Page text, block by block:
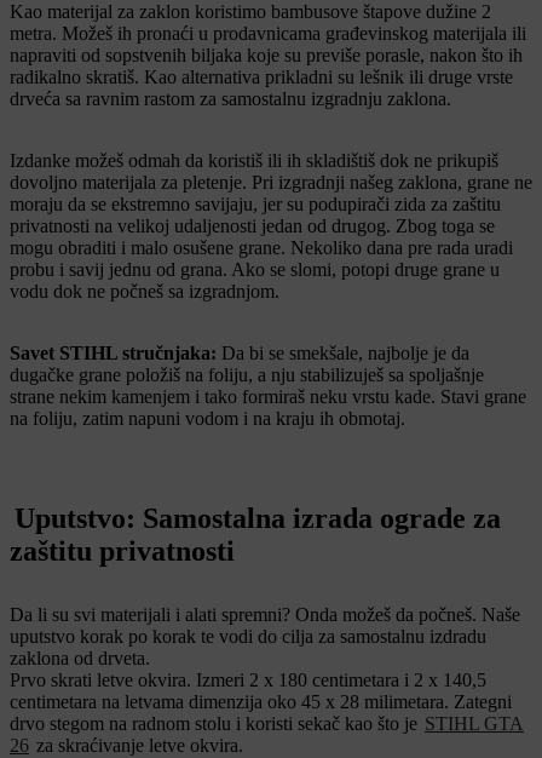
Kao materijal za zaklon koristimo bambusove štapove dužine 2
metra. Možeš ih pronaći u prodavnicama građevinskog materijala ili
napraviti od sopstvenih biljaka koje su previše porasle, nakon što ih
radikalno skratiš. Kao alternativa prikladni su lešnik ili druge vrste
drveća sa ravnim rastom za samostalnu izgradnju zaklona.
Izdanke možeš odmah da koristiš ili ih skladištiš dok ne prikupiš
dovoljno materijala za pletenje. Pri izgradnji našeg zaklona, grane ne
moraju da se ekstremno savijaju, jer su podupirači zida za zaštitu
privatnosti na velikoj udaljenosti jedan od drugog. Zbog toga se
mogu obraditi i malo osušene grane. Nekoliko dana pre rada uradi
probu i savij jednu od grana. Ako se slomi, potopi druge grane u
vodu dok ne počneš sa izgradnjom.
Savet STIHL stručnjaka: Da bi se smekšale, najbolje je da
dugačke grane položiš na foliju, a nju stabilizuješ sa spoljašnje
strane nekim kamenjem i tako formiraš neku vrstu kade. Stavi grane
na foliju, zatim napuni vodom i na kraju ih obmotaj.
Uputstvo: Samostalna izrada ograde za
zaštitu privatnosti
Da li su svi materijali i alati spremni? Onda možeš da počneš. Naše
uputstvo korak po korak te vodi do cilja za samostalnu izdradu
zaklona od drveta.
Prvo skrati letve okvira. Izmeri 2 x 180 centimetara i 2 x 140,5
centimetara na letvama dimenzija oko 45 x 28 milimetara. Zategni
drvo stegom na radnom stolu i koristi sekač kao što je STIHL GTA
26 za skraćivanje letve okvira.